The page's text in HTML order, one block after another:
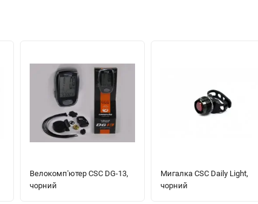
Велокомп'ютер CSC DG-13,
чорний
Мигалка CSC Daily Light,
чорний